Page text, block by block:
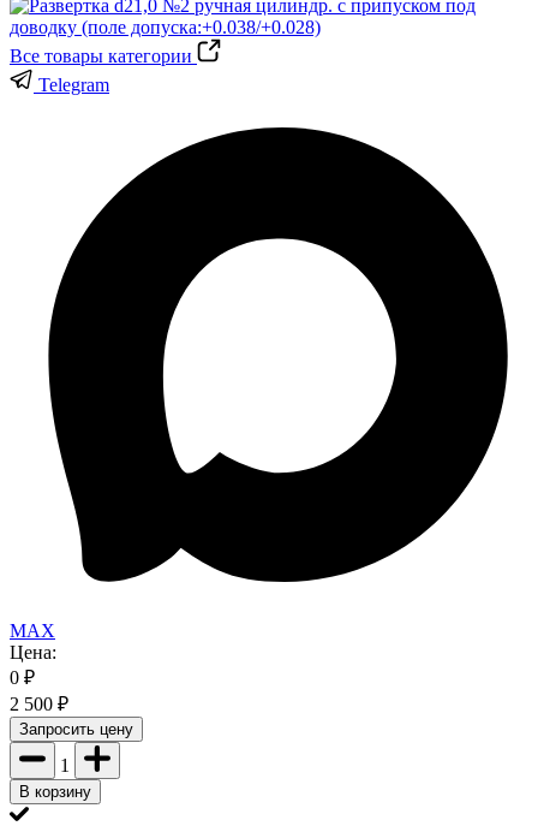
Все товары категории
Telegram
MAX
Цена:
0 ₽
2 500 ₽
Запросить цену
1
В корзину